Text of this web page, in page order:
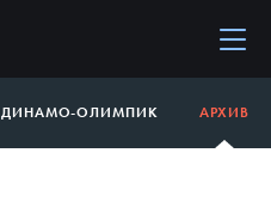
ДИНАМО-ОЛИМПИК АРХИВ